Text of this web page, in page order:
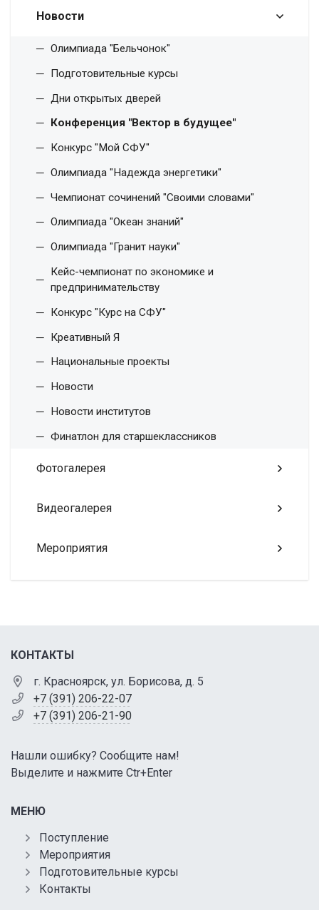
Новости
Олимпиада "Бельчонок"
Подготовительные курсы
Дни открытых дверей
Конференция "Вектор в будущее"
Конкурс "Мой СФУ"
Олимпиада "Надежда энергетики"
Чемпионат сочинений "Своими словами"
Олимпиада "Океан знаний"
Олимпиада "Гранит науки"
Кейс-чемпионат по экономике и
предпринимательству
Конкурс "Курс на СФУ"
Креативный Я
Национальные проекты
Новости
Новости институтов
Финатлон для старшеклассников
Фотогалерея
Видеогалерея
Мероприятия
КОНТАКТЫ
г. Красноярск, ул. Борисова, д. 5
+7 (391) 206-22-07
+7 (391) 206-21-90
Нашли ошибку? Сообщите нам!
Выделите и нажмите Ctr+Enter
МЕНЮ
Поступление
Мероприятия
Подготовительные курсы
Контакты